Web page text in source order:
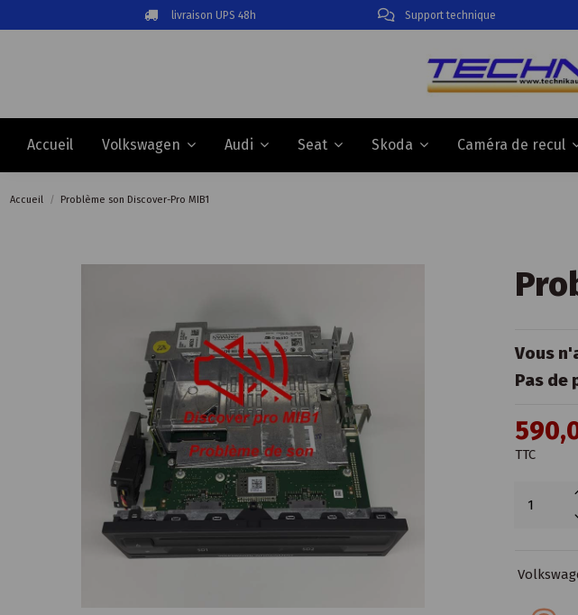
livraison UPS 48h Support technique
Accueil Volkswagen Audi Seat Skoda Caméra de recul
Accueil Problème son Discover-Pro MIB1
Vous
Pas de
TTC